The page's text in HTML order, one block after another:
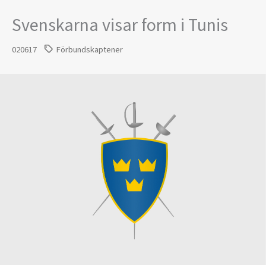
Svenskarna visar form i Tunis
020617 Förbundskaptener